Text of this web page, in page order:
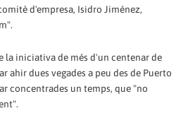
d'empresa, Isidro Jiménez,
la iniciativa de més d'un centenar de
ahir dues vegades a peu des de Puerto
concentrades un temps, que "no